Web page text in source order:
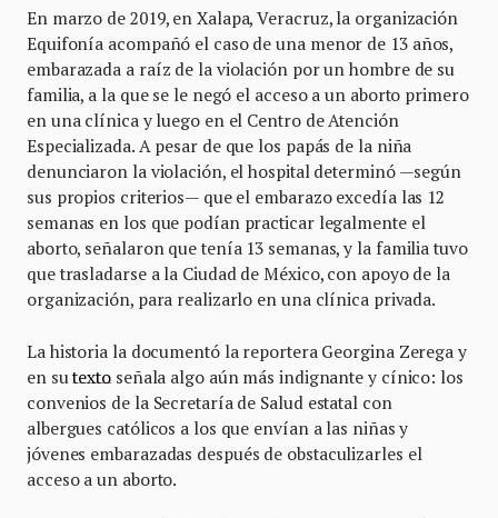
En marzo de 2019, en Xalapa, Veracruz, la organización
Equifonía acompañó el caso de una menor de 13 años,
embarazada a raíz de la violación por un hombre de su
familia, a la que se le negó el acceso a un aborto primero
en una clínica y luego en el Centro de Atención
Especializada. A pesar de que los papás de la niña
denunciaron la violación, el hospital determinó —según
sus propios criterios— que el embarazo excedía las 12
semanas en los que podían practicar legalmente el
aborto, señalaron que tenía 13 semanas, y la familia tuvo
que trasladarse a la Ciudad de México, con apoyo de la
organización, para realizarlo en una clínica privada.
La historia la documentó la reportera Georgina Zerega y
en sutexto señala algo aún más indignante y cínico: los
convenios de la Secretaría de Salud estatal con
albergues católicos a los que envían a las niñas y
jóvenes embarazadas después de obstaculizarles el
acceso a un aborto.